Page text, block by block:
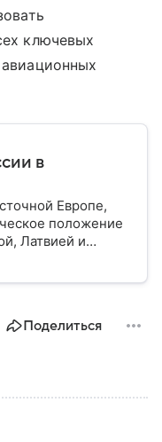
ключевых
в
Европе,
положение
Латвией и
Поделиться